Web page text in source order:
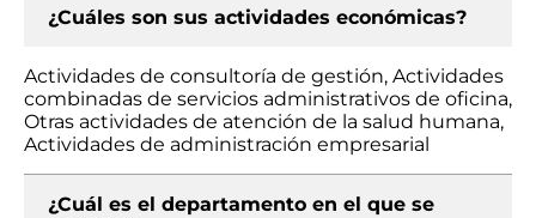
¿Cuáles son sus actividades económicas?
Actividades de consultoría de gestión, Actividades
combinadas de servicios administrativos de oficina,
Otras actividades de atención de la salud humana,
Actividades de administración empresarial
¿Cuál es el departamento en el que se